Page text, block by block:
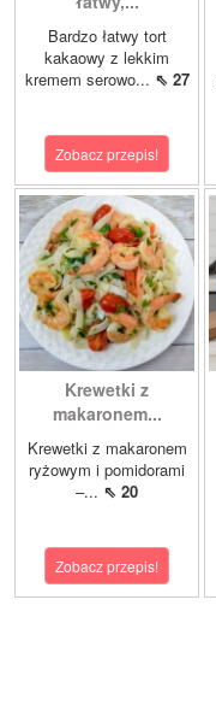
Bardzo łatwy tort
kakaowy z lekkim
kremem serowo... ⇖ 27
Zobacz przepis!
Krewetki z
makaronem...
Krewetki z makaronem
ryżowym i pomidorami
–... ⇖ 20
Zobacz przepis!